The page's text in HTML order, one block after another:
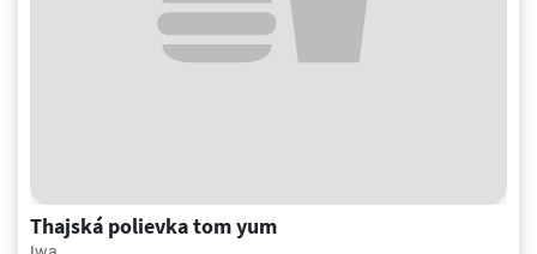
Thajská polievka tom yum